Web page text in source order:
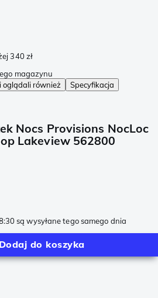
340 zł
magazynu
oglądali również
Specyfikacja
Nocs Provisions NocLoc
Lakeview 562800
są wysyłane tego samego dnia
Dodaj do koszyka